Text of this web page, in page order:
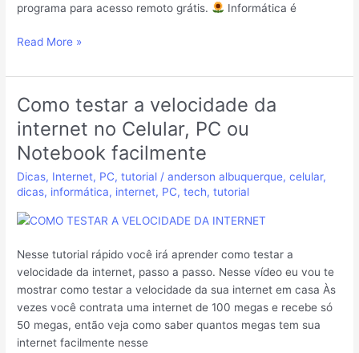
programa para acesso remoto grátis.
Informática é
Read More »
Como testar a velocidade da
internet no Celular, PC ou
Notebook facilmente
Dicas, Internet, PC,tutorial /anderson albuquerque,celular,
dicas, informática, internet, PC,tech,tutorial
Nesse tutorial rápido você irá aprender como testar a
velocidade da internet, passo a passo. Nesse vídeo eu vou te
mostrar como testar a velocidade da sua internet em casa Às
vezes você contrata uma internet de 100 megas e recebe só
50 megas, então veja como saber quantos megas tem sua
internet facilmente nesse
Como
testar
a
velocidade
da
internet
Celular,
ou
Notebook
facilmente